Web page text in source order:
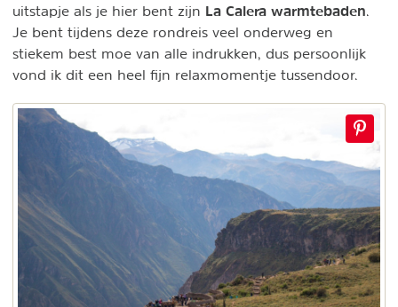
uitstapje als je hier bent zijn La Calera warmtebaden
Je bent tijdens deze rondreis veel onderweg en
stiekem best moe van alle indrukken, dus persoonlijk
vond ik dit een heel fijn relaxmomentje tussendoor.